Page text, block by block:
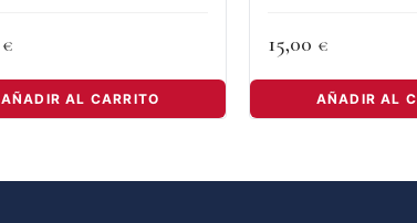
€
AÑADIR AL CARRITO
15,00 €
AÑADIR AL